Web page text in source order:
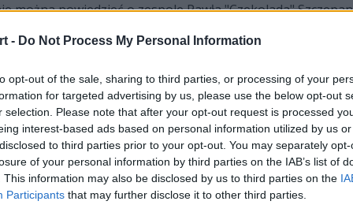
- Do Not Process My Personal Information
opt-out of the sale, sharing to third parties, or processing of your
for targeted advertising by us, please use the below opt-out
selection. Please note that after your opt-out request is processed
interest-based ads based on personal information utilized by us
to third parties prior to your opt-out. You may separately
of your personal information by third parties on the IAB’s list of
This information may also be disclosed by us to third parties on the
Participants that may further disclose it to other third parties.
można powiedzieć o zespole Pawła "Czekolada"
aktualnie na topowy zespół w lidze.
nie możecie przegapić. LDLC OL (6-0), które
z półfinalistą tego samego turnieju. Vitality.Bee (5-2) w
lig regionalnych. Te zespoły charakteryzują się
Skurzyński był nazywany najlepszym
LDLC, być może ludzie znowu go docenią.
(1-5) z aktualnymi mistrzami LoL-owego odpowiednika
tabeli. Dla Króliczków to niezwykle trudny przeciwnik,